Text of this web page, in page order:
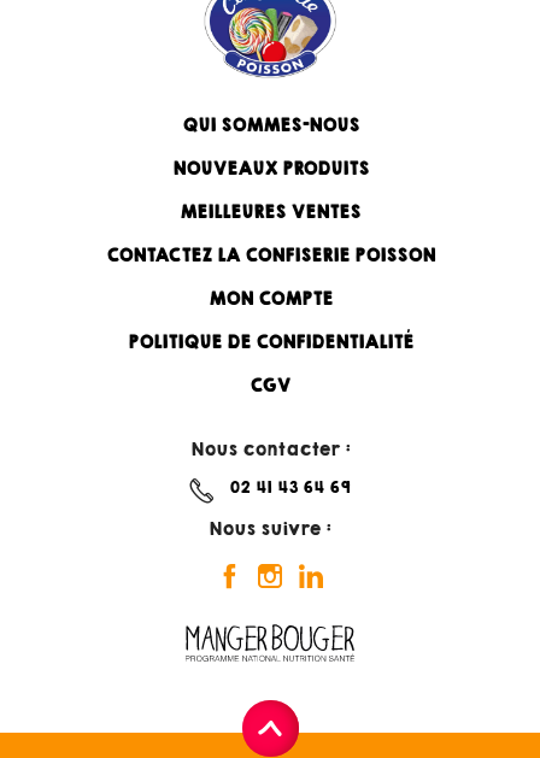
QUI SOMMES-NOUS
NOUVEAUX PRODUITS
MEILLEURES VENTES
CONTACTEZ LA CONFISERIE POISSON
MON COMPTE
POLITIQUE DE CONFIDENTIALITÉ
CGV
Nous contacter :
02 41 43 64 69
Nous suivre :